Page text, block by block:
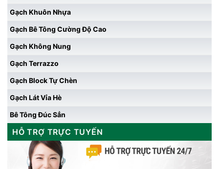
Gạch Khuôn Nhựa
Gạch Bê Tông Cường Độ Cao
Gạch Không Nung
Gạch Terrazzo
Gạch Block Tự Chèn
Gạch Lát Vỉa Hè
Bê Tông Đúc Sẳn
HỖ TRỢ TRỰC TUYẾN